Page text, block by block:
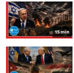
15 min